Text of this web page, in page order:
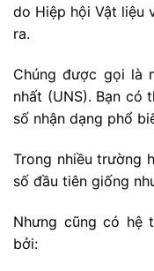
do Hiệp hội Vật liệu
ra.
Chúng được gọi là
nhất (UNS). Bạn có
số nhận dạng phổ
Trong nhiều trường
số đầu tiên giống
Nhưng cũng có hệ
bởi: